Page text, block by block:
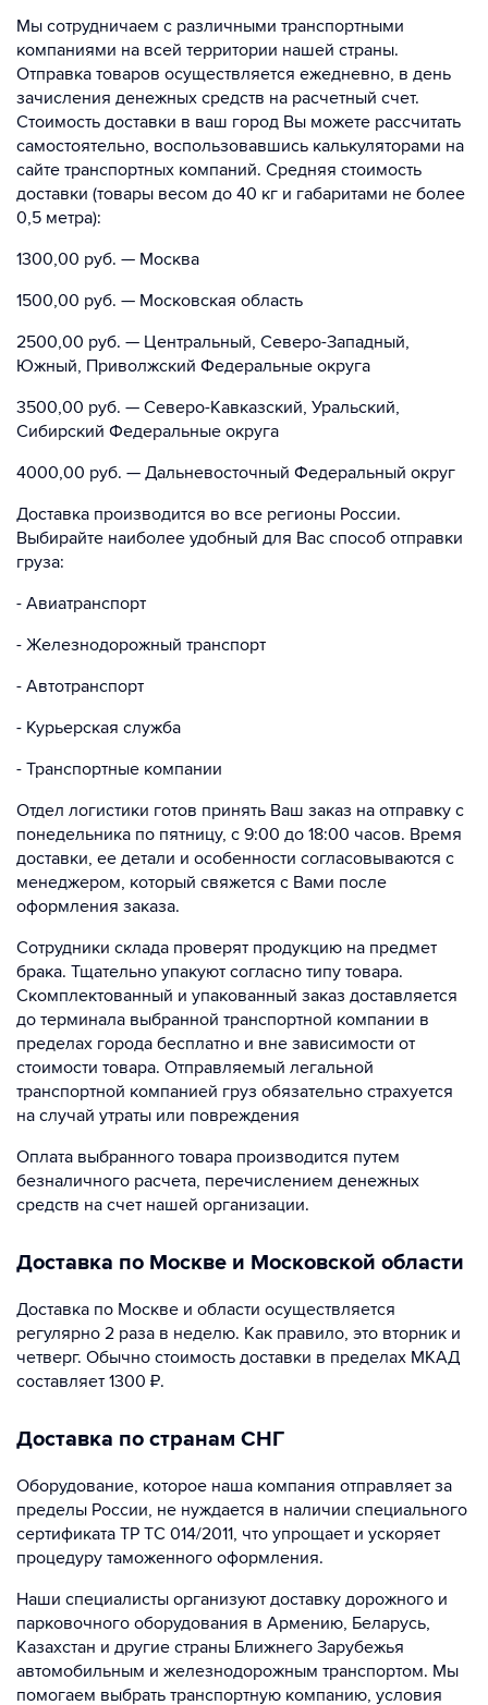
Мы сотрудничаем с различными транспортными
компаниями на всей территории нашей страны.
Отправка товаров осуществляется ежедневно, в день
зачисления денежных средств на расчетный счет.
Стоимость доставки в ваш город Вы можете рассчитать
самостоятельно, воспользовавшись калькуляторами на
сайте транспортных компаний. Средняя стоимость
доставки (товары весом до 40 кг и габаритами не более
0,5 метра):
1300,00 руб. — Москва
1500,00 руб. — Московская область
2500,00 руб. — Центральный, Северо-Западный,
Южный, Приволжский Федеральные округа
3500,00 руб. — Северо-Кавказский, Уральский,
Сибирский Федеральные округа
4000,00 руб. — Дальневосточный Федеральный округ
Доставка производится во все регионы России.
Выбирайте наиболее удобный для Вас способ отправки
груза:
- Авиатранспорт
- Железнодорожный транспорт
- Автотранспорт
- Курьерская служба
- Транспортные компании
Отдел логистики готов принять Ваш заказ на отправку с
понедельника по пятницу, с 9:00 до 18:00 часов. Время
доставки, ее детали и особенности согласовываются с
менеджером, который свяжется с Вами после
оформления заказа.
Сотрудники склада проверят продукцию на предмет
брака. Тщательно упакуют согласно типу товара.
Скомплектованный и упакованный заказ доставляется
до терминала выбранной транспортной компании в
пределах города бесплатно и вне зависимости от
стоимости товара. Отправляемый легальной
транспортной компанией груз обязательно страхуется
на случай утраты или повреждения
Оплата выбранного товара производится путем
безналичного расчета, перечислением денежных
средств на счет нашей организации.
Доставка по Москве и Московской области
Доставка по Москве и области осуществляется
регулярно 2 раза в неделю. Как правило, это вторник и
четверг. Обычно стоимость доставки в пределах МКАД
составляет 1300 ₽.
Доставка по странам СНГ
Оборудование, которое наша компания отправляет за
пределы России, не нуждается в наличии специального
сертификата ТР ТС 014/2011, что упрощает и ускоряет
процедуру таможенного оформления.
Наши специалисты организуют доставку дорожного и
парковочного оборудования в Армению, Беларусь,
Казахстан и другие страны Ближнего Зарубежья
автомобильным и железнодорожным транспортом. Мы
помогаем выбрать транспортную компанию, условия